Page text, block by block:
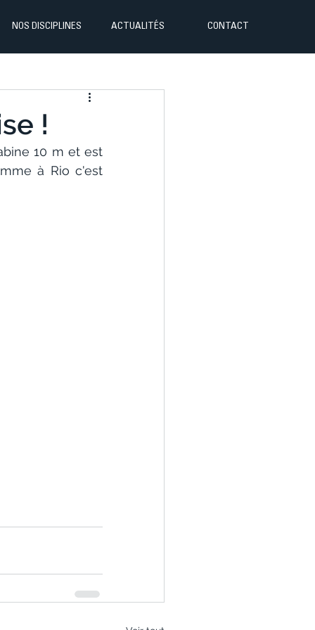
NOS DISCIPLINES ACTUALITÉS CONTACT
!
10 m et est
à Rio c'est